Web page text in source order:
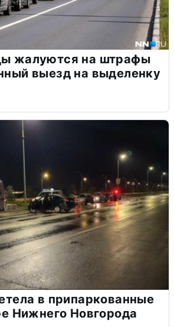
жалуются на штрафы
выезд на выделенку
в припаркованные
Нижнего Новгорода